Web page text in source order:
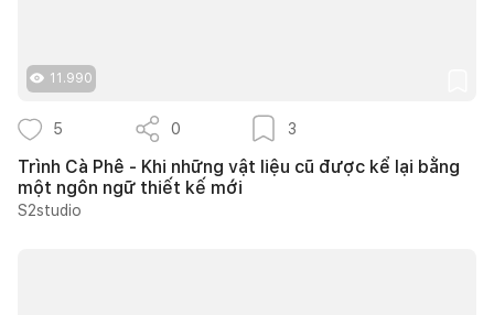
11.990
5 0 3
Trình Cà Phê - Khi những vật liệu cũ được kể lại bằng
một ngôn ngữ thiết kế mới
S2studio